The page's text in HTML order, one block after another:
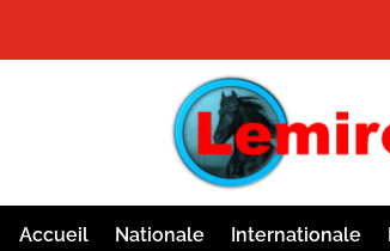
Accueil Nationale Internationale